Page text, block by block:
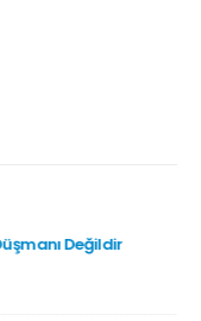
Değildir
Bir Milletin